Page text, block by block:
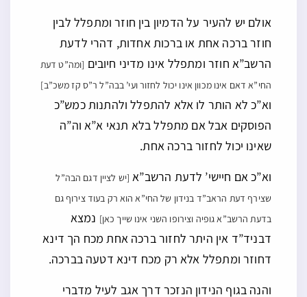
אולם יש להעיר על הדמיון בין חוזר ומתפלל לבין
חוזר ברכה אחת או ברכות אחדות, דהרי לדעת
הרשב”א חוזר ומתפלל אינו מדיני חיובים [ומה”ט דעת
החי”א דאם אינו מכוון אינו יכול לחזור ועי’ בבה”ל ר”ס קז משכ”ב]
וא”כ לא הותר לו אלא להתפלל ולהתנות כמש”כ
הפוסקים אבל אם מתפלל בלא תנאי א”א וה”ה
שאינו יכול לחזור ברכה אחת.
וא”כ אם חיישי’ לדעת הרשב”א [יש לציין דגם הבה”ל
שצירף דעת הראב”ד בנידון של החי”א הוא רק בעוד צירוף גם
בדעת הרשב”א גופיה וצירופו השני אינו שייך כאן] נמצא
דבניד”ד אין היתר לחזור ברכה אחת מכח הך דינא
דחוזר ומתפלל אלא רק מכח דינא דטעה בברכה.
והנה בגוף הנידון הנזכר דרך אגב לעיל מדברי